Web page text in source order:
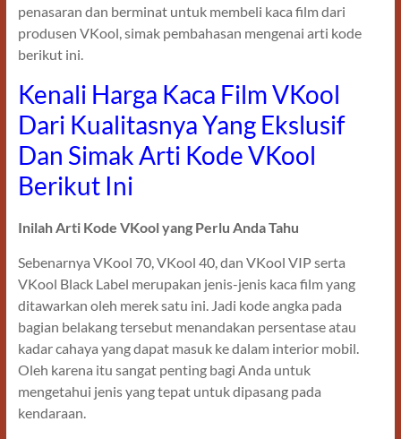
penasaran dan berminat untuk membeli kaca film dari
produsen VKool, simak pembahasan mengenai arti kode
berikut ini.
Kenali Harga Kaca Film VKool
Dari Kualitasnya Yang Ekslusif
Dan Simak Arti Kode VKool
Berikut Ini
Inilah Arti Kode VKool yang Perlu Anda Tahu
Sebenarnya VKool 70, VKool 40, dan VKool VIP serta
VKool Black Label merupakan jenis-jenis kaca film yang
ditawarkan oleh merek satu ini. Jadi kode angka pada
bagian belakang tersebut menandakan persentase atau
kadar cahaya yang dapat masuk ke dalam interior mobil.
Oleh karena itu sangat penting bagi Anda untuk
mengetahui jenis yang tepat untuk dipasang pada
kendaraan.